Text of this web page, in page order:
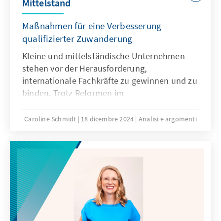
Mittelstand
Maßnahmen für eine Verbesserung
qualifizierter Zuwanderung
Kleine und mittelständische Unternehmen
stehen vor der Herausforderung,
internationale Fachkräfte zu gewinnen und zu
binden. Trotz Reformen im
qualifizierten Erwerbszuwanderung nach
sind notwendig, um die internationale
Talentgewinnung zu verbessern und den
Mittelstand zu stärken?
Caroline Schmidt 18 dicembre 2024 Analisi e argomenti